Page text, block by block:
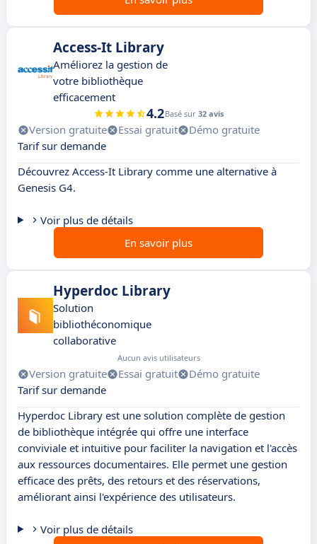
Access-It Library
Améliorez la gestion de
votre bibliothèque
efficacement
4.2Basé sur 32 avis
Version gratuite Essai gratuit
Démo gratuite
Tarif sur demande
Découvrez Access-It Library comme une alternative à
Genesis G4.
Voir plus de détails
En savoir plus
Hyperdoc Library
Solution
bibliothéconomique
collaborative
Aucun avis utilisateurs
Version gratuite Essai gratuit
Démo gratuite
Tarif sur demande
Hyperdoc Library est une solution complète de gestion
de bibliothèque intégrée qui offre une interface
conviviale et intuitive pour faciliter la navigation et l'accès
aux ressources documentaires. Elle permet une gestion
efficace des prêts, des retours et des réservations,
améliorant ainsi l'expérience des utilisateurs.
Voir plus de détails